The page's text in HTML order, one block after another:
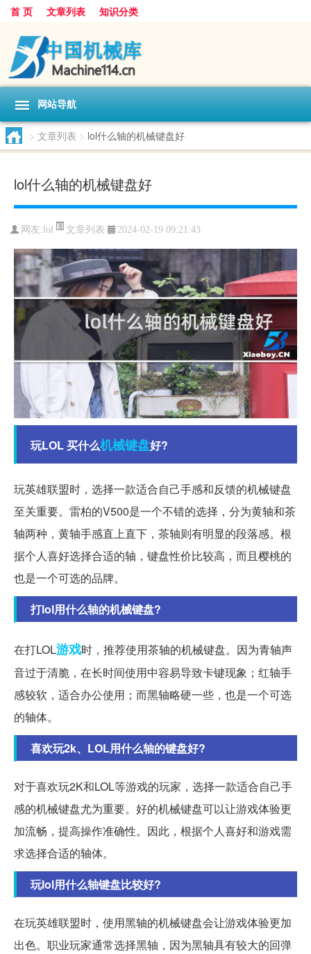
首 页 文章列表 知识分类
网站导航
> 文章列表 > lol什么轴的机械键盘好
lol什么轴的机械键盘好
网友:lol 文章列表 2024-02-19 09:21:43
玩LOL 买什么机械键盘好?
玩英雄联盟时，选择一款适合自己手感和反馈的机械键盘
至关重要。雷柏的V500是一个不错的选择，分为黄轴和茶
轴两种，黄轴手感直上直下，茶轴则有明显的段落感。根
据个人喜好选择合适的轴，键盘性价比较高，而且樱桃的
也是一个可选的品牌。
打lol用什么轴的机械键盘?
在打LOL游戏时，推荐使用茶轴的机械键盘。因为青轴声
音过于清脆，在长时间使用中容易导致卡键现象；红轴手
感较软，适合办公使用；而黑轴略硬一些，也是一个可选
的轴体。
喜欢玩2k、LOL用什么轴的键盘好?
对于喜欢玩2K和LOL等游戏的玩家，选择一款适合自己手
感的机械键盘尤为重要。好的机械键盘可以让游戏体验更
加流畅，提高操作准确性。因此，根据个人喜好和游戏需
求选择合适的轴体。
玩lol用什么轴键盘比较好?
在玩英雄联盟时，使用黑轴的机械键盘会让游戏体验更加
出色。职业玩家通常选择黑轴，因为黑轴具有较大的回弹